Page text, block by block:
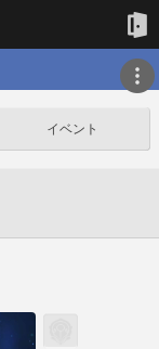
イベント